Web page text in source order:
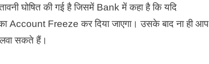
घोषित की गई है जिसमें Bank में कहा है कि यदि
Account Freeze कर दिया जाएगा। उसके बाद ना ही आप
सकते हैं।